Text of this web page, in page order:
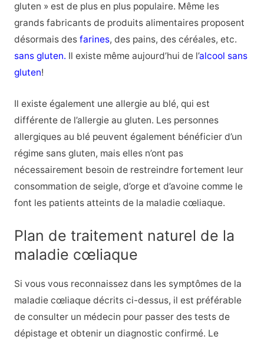
gluten » est de plus en plus populaire. Même les
grands fabricants de produits alimentaires proposent
désormais des farines, des pains, des céréales, etc.
sans gluten. Il existe même aujourd’hui de l’alcool sans
gluten!
Il existe également une allergie au blé, qui est
différente de l’allergie au gluten. Les personnes
allergiques au blé peuvent également bénéficier d’un
régime sans gluten, mais elles n’ont pas
nécessairement besoin de restreindre fortement leur
consommation de seigle, d’orge et d’avoine comme le
font les patients atteints de la maladie cœliaque.
Plan de traitement naturel de la
maladie cœliaque
Si vous vous reconnaissez dans les symptômes de la
maladie cœliaque décrits ci-dessus, il est préférable
de consulter un médecin pour passer des tests de
dépistage et obtenir un diagnostic confirmé. Le